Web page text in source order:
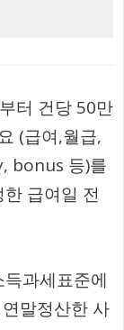
터 건당 50만
(급여,월급,
bonus 등)를
급여일 전
과세표준에
말정산한 사